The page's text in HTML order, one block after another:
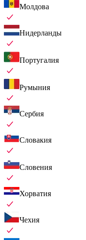
Молдова
Нидерланды
Португалия
Румыния
Сербия
Словакия
Словения
Хорватия
Чехия